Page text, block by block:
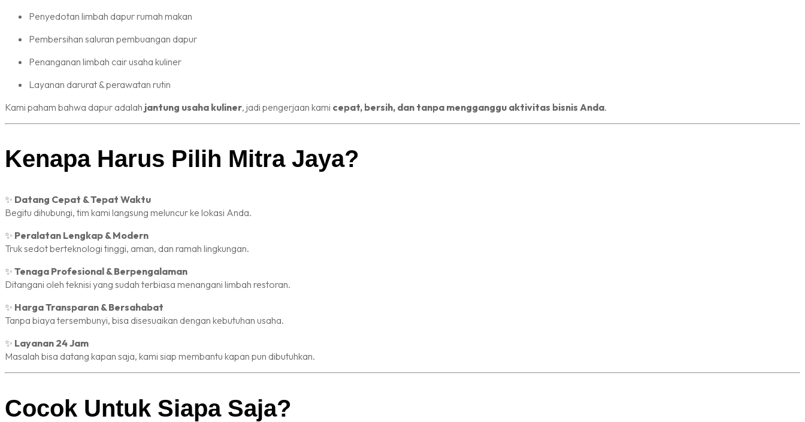
Penyedotan limbah dapur rumah makan
Pembersihan saluran pembuangan dapur
Penanganan limbah cair usaha kuliner
Layanan darurat & perawatan rutin
Kami paham bahwa dapur adalah jantung usaha kuliner, jadi pengerjaan kami cepat, bersih, dan tanpa mengganggu aktivitas bisnis Anda.
Kenapa Harus Pilih Mitra Jaya?
✨ Datang Cepat & Tepat Waktu
Begitu dihubungi, tim kami langsung meluncur ke lokasi Anda.
✨ Peralatan Lengkap & Modern
Truk sedot berteknologi tinggi, aman, dan ramah lingkungan.
✨ Tenaga Profesional & Berpengalaman
Ditangani oleh teknisi yang sudah terbiasa menangani limbah restoran.
✨ Harga Transparan & Bersahabat
Tanpa biaya tersembunyi, bisa disesuaikan dengan kebutuhan usaha.
✨ Layanan 24 Jam
Masalah bisa datang kapan saja, kami siap membantu kapan pun dibutuhkan.
Cocok Untuk Siapa Saja?